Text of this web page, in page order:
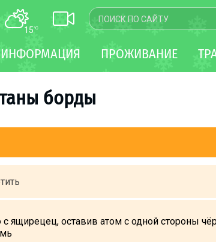
15°C
ИНФОРМАЦИЯ ПРОЖИВАНИЕ
борды
ящирецец, оставив атом с одной стороны